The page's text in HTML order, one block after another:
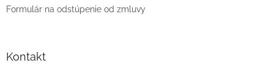
Formulár na odstúpenie od zmluvy
Kontakt